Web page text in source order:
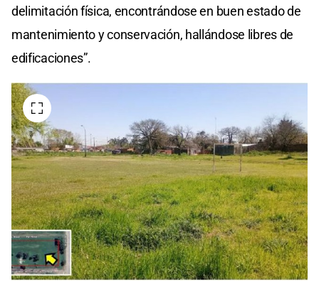
delimitación física, encontrándose en buen estado de
mantenimiento y conservación, hallándose libres de
edificaciones”.